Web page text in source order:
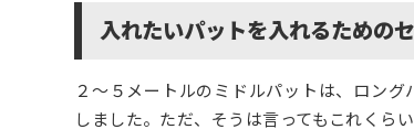
入れたいパットを入れるための
２～５メートルのミドルパットは、ロン
しました。ただ、そうは言ってもこれくら